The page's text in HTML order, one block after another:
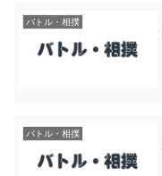
バトル・相撲
バトル・相撲